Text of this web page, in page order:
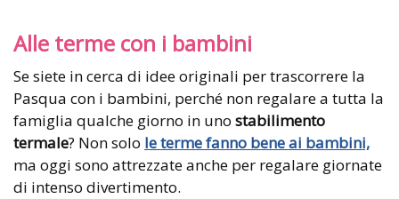
Alle terme con i bambini
Se siete in cerca di idee originali per trascorrere la
Pasqua con i bambini, perché non regalare a tutta la
famiglia qualche giorno in uno stabilimento
termale? Non solo le terme fanno bene ai bambini,
ma oggi sono attrezzate anche per regalare giornate
di intenso divertimento.